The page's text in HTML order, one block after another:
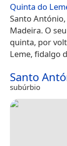
Quinta do
Santo
Madeira. O
quinta, por
Leme, fidalgo
Santo
subúrbio